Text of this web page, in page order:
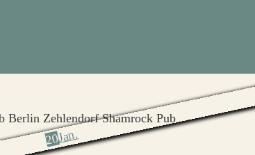
20Jan.